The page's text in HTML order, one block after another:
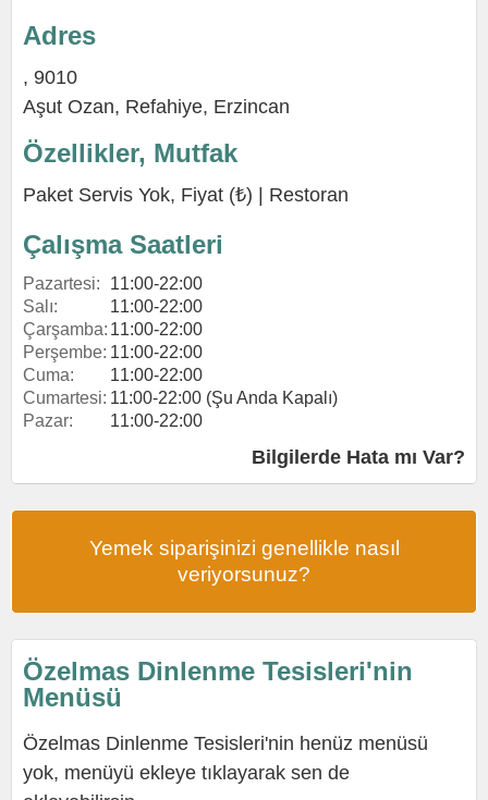
Adres
, 9010
Aşut Ozan, Refahiye, Erzincan
Özellikler, Mutfak
Paket Servis Yok, Fiyat (₺) | Restoran
Çalışma Saatleri
Pazartesi:
11:00-22:00
Salı:
11:00-22:00
Çarşamba: 11:00-22:00
Perşembe: 11:00-22:00
Cuma:
11:00-22:00
Cumartesi: 11:00-22:00 (Şu Anda Kapalı)
Pazar:
11:00-22:00
Bilgilerde Hata mı Var?
Yemek siparişinizi genellikle nasıl
veriyorsunuz?
Özelmas Dinlenme Tesisleri'nin
Menüsü
Özelmas Dinlenme Tesisleri'nin henüz menüsü
yok, menüyü ekleye tıklayarak sen de